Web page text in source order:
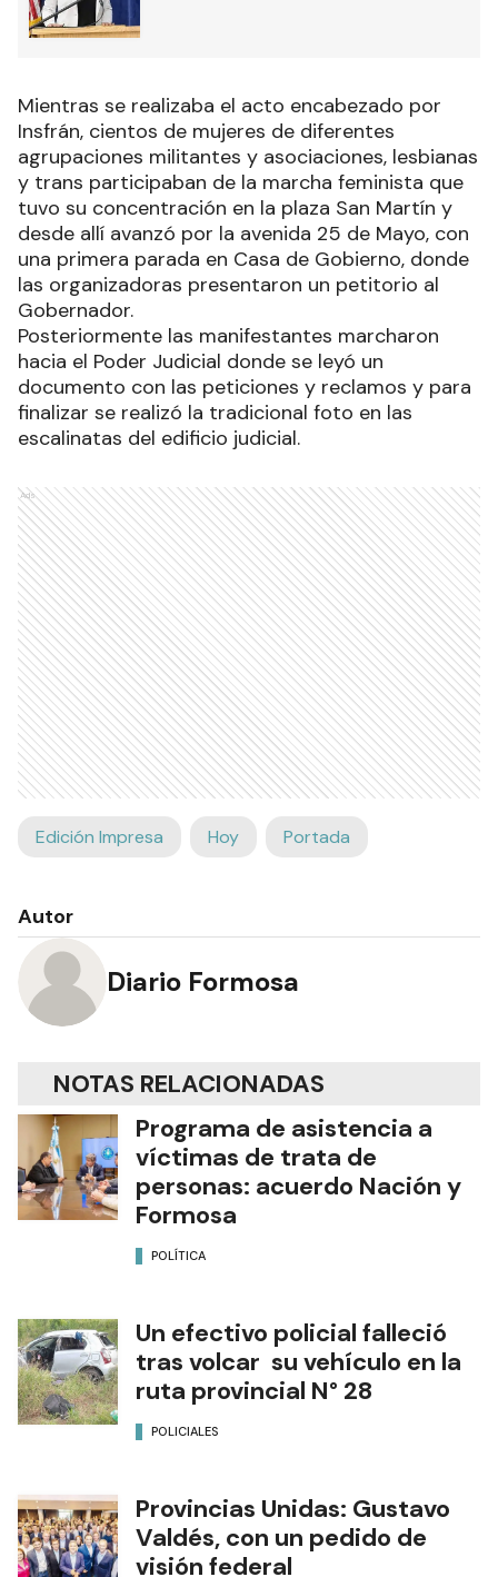
Mientras se realizaba el acto encabezado por
Insfrán, cientos de mujeres de diferentes
agrupaciones militantes y asociaciones, lesbianas
y trans participaban de la marcha feminista que
tuvo su concentración en la plaza San Martín y
desde allí avanzó por la avenida 25 de Mayo, con
una primera parada en Casa de Gobierno, donde
las organizadoras presentaron un petitorio al
Gobernador.
Posteriormente las manifestantes marcharon
hacia el Poder Judicial donde se leyó un
documento con las peticiones y reclamos y para
escalinatas del edificio judicial.
Ads
Autor
NOTAS RELACIONADAS
Programa de asistencia a
víctimas de trata de
personas: acuerdo Nación y
Formosa
Un efectivo policial falleció
tras volcar su vehículo en la
ruta provincial N° 28
Provincias Unidas: Gustavo